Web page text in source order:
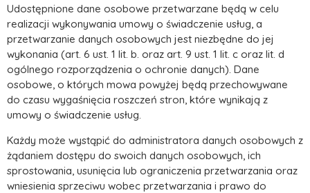
Udostępnione dane osobowe przetwarzane będą w celu
realizacji wykonywania umowy o świadczenie usług, a
przetwarzanie danych osobowych jest niezbędne do jej
wykonania (art. 6 ust. 1 lit. b. oraz art. 9 ust. 1 lit. c oraz lit. d
ogólnego rozporządzenia o ochronie danych). Dane
osobowe, o których mowa powyżej będą przechowywane
do czasu wygaśnięcia roszczeń stron, które wynikają z
umowy o świadczenie usług.
Każdy może wystąpić do administratora danych osobowych z
żądaniem dostępu do swoich danych osobowych, ich
sprostowania, usunięcia lub ograniczenia przetwarzania oraz
wniesienia sprzeciwu wobec przetwarzania i prawo do